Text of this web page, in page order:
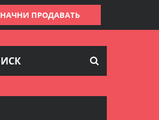
НАЧНИ ПРОДАВАТЬ